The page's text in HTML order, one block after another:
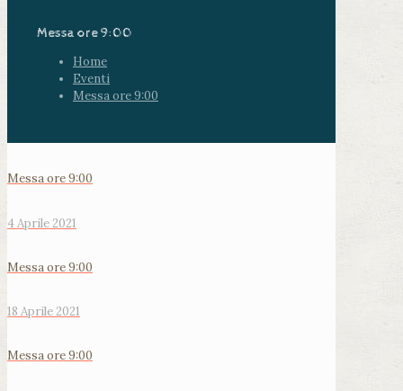
Messa ore 9:00
Home
Eventi
Messa ore 9:00
Messa ore 9:00
4 Aprile 2021
Messa ore 9:00
18 Aprile 2021
Messa ore 9:00